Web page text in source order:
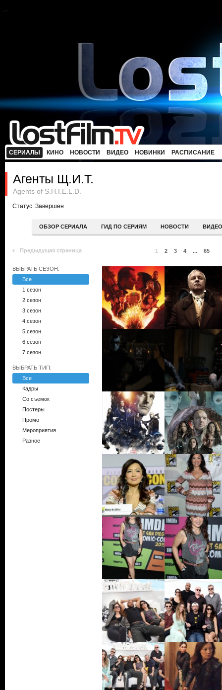
СЕРИАЛЫ КИНО НОВОСТИ ВИДЕО НОВИНКИ РАСПИСАНИЕ
Агенты Щ.И.Т.
Agents of S.H.I.E.L.D.
Статус: Завершен
ОБЗОР СЕРИАЛА ГИД ПО СЕРИЯМ НОВОСТИ ВИДЕО
Предыдущая страница 1 2 3 4 ... 65
ВЫБРАТЬ СЕЗОН:
Все
1 сезон
2 сезон
3 сезон
4 сезон
5 сезон
6 сезон
7 сезон
ВЫБРАТЬ ТИП:
Все
Кадры
Со съемок
Постеры
Промо
Мероприятия
Разное